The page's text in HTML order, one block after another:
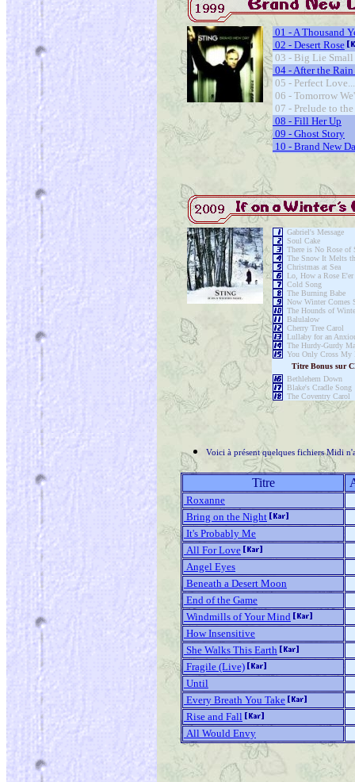
01 - A Thousand
02 - Desert Rose
03 - Big Lie
04 - After the
05 - Perfect
06 - Tomorrow
07 - Prelude to
08 - Fill Her Up
09 - Ghost Story
10 - Brand New
Gabriel's Message
Soul Cake
There is No Rose of
The Snow It Melts
Christmas at Sea
Lo, How a Rose
Cold Song
The Burning Babe
Now Winter Comes
The Hounds of
Balulalow
Cherry Tree Carol
Lullaby for an
The Hurdy-Gurdy
You Only Cross
Titre Bonus sur
Bethlehem Down
Blake's Cradle Song
The Coventry Carol
Voici à présent quelques fichiers Midi
Titre
Roxanne
Bring on the Night
It's Probably Me
All For Love
Angel Eyes
Beneath a Desert Moon
End of the Game
Windmills of Your Mind
How Insensitive
She Walks This Earth
Fragile (Live)
Until
Every Breath You Take
Rise and Fall
All Would Envy